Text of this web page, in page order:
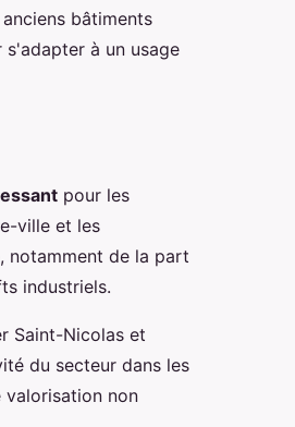
bâtiments
à un usage
pour les
ville et les
notamment de la part
industriels.
Saint-Nicolas et
du secteur dans les
valorisation non